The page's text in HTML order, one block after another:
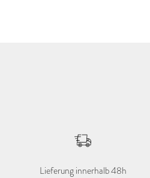
Lieferung innerhalb 48h